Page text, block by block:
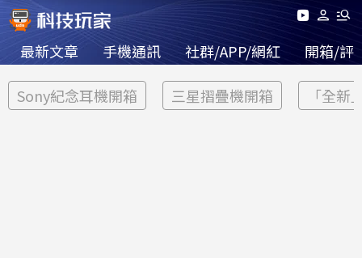
最新文章 手機通訊 社群/APP/網紅 開箱/評
Sony紀念耳機開箱 三星摺疊機開箱 「全新